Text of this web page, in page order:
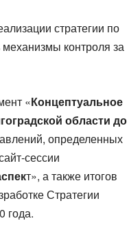
стратегии по
контроля за
«Концептуальное
области до
определенных
сессии
т», а также итогов
Стратегии
года.